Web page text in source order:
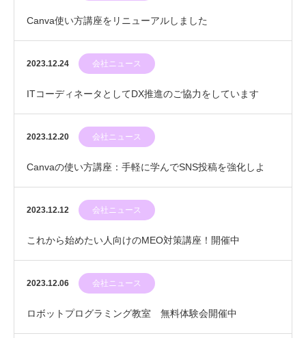
Canva使い方講座をリニューアルしました
2023.12.24 会社ニュース
ITコーディネータとしてDX推進のご協力をしています
2023.12.20 会社ニュース
Canvaの使い方講座：手軽に学んでSNS投稿を強化しよ
う！
2023.12.12 会社ニュース
これから始めたい人向けのMEO対策講座！開催中
2023.12.06 会社ニュース
ロボットプログラミング教室 無料体験会開催中